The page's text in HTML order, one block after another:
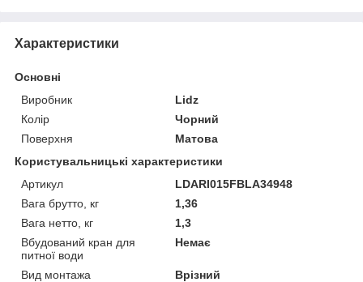
Характеристики
Основні
Виробник
Lidz
Колір
Чорний
Поверхня
Матова
Користувальницькі характеристики
Артикул
LDARI015FBLA34948
Вага брутто, кг
1,36
Вага нетто, кг
1,3
Вбудований кран для
питної води
Немає
Вид монтажа
Врізний